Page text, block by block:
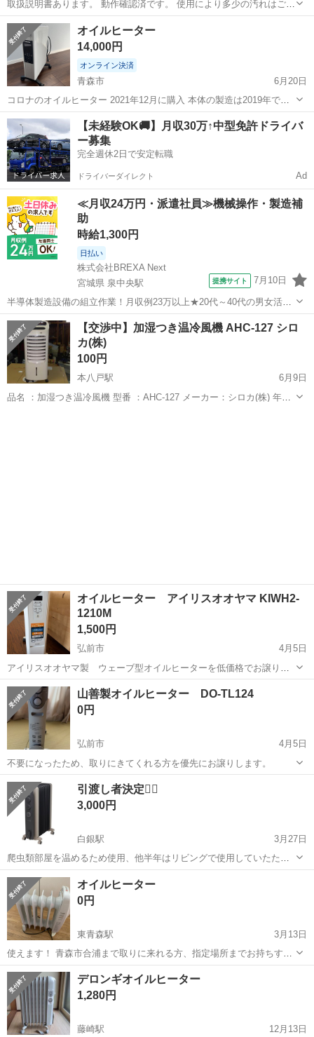
取扱説明書あります。 動作確認済です。 使用により多少の汚れはござ
いますが、まだまだ使っていただけるお品物です^ - ^ お受け渡しは、
堅田、神田周辺のスーパーかドラッグストア等の駐車場でいかがでし
ょうか。 お気軽にご連...
青森 弘前市 季節、空調家電
オイルヒーター
14,000円
オンライン決済
青森市
6月20日
コロナのオイルヒーター 2021年12月に購入 本体の製造は2019年で
す。 1シーズンだけ使用してます。
青森 青森市 季節、空調家電 コロナ
【未経験OK🚚】月収30万↑中型免許ドライバ
ー募集
完全週休2日で安定転職
ドライバーダイレクト Ad
≪月収24万円・派遣社員≫機械操作・製造補
助
時給1,300円
日払い
株式会社BREXA Next
宮城県 泉中央駅
提携サイト 7月10日
半導体製造設備の組立作業！月収例23万以上★20代～40代の男女活躍
中中！社会保険完備！送迎あり！◎マイカー通勤OK＆無料駐車場完
備！作業着無償貸与◎食堂利用可★《宮城県黒川郡大和町》 人気の工
場のお仕事 ◇半導体製造設備...
宮城 泉中央駅 その他
【交渉中】加湿つき温冷風機 AHC-127 シロ
カ(株)
100円
本八戸駅
6月9日
品名 ：加湿つき温冷風機 型番 ：AHC-127 メーカー：シロカ(株) 年
オイルヒーター アイリスオオヤマ KIWH2-
1210M
1,500円
弘前市
4月5日
アイリスオオヤマ製 ウェーブ型オイルヒーターを低価格でお譲りし
ます。状態はとても綺麗で汚れもありませんので、問題なく使用でき
ます。 近くにお住まいの方優先で、宜しくお願いします。
青森 弘前市 季節、空調家電
山善製オイルヒーター DO-TL124
0円
弘前市
4月5日
不要になったため、取りにきてくれる方を優先にお譲りします。
青森 弘前市 季節、空調家電
引渡し者決定🙇‍♀️
3,000円
白銀駅
3月27日
爬虫類部屋を温めるため使用、他半年はリビングで使用していたため
犬の毛など着いてるかもしれません。 動物臭、傷、色褪せなし 状態は
綺麗な方かと思います。タイマーセットできるため帰宅時1時間前にセ
ットしておくとほんわか暖かい空...
青森 八戸市 白銀駅 季節、空調家電
オイルヒーター
0円
東青森駅
3月13日
使えます！ 青森市合浦まで取りに来れる方、指定場所までお持ちする
ことも可能ですので、遠方の方もご相談くださいませ。
青森 青森市 東青森駅 季節、空調家電
デロンギオイルヒーター
1,280円
藤崎駅
12月13日